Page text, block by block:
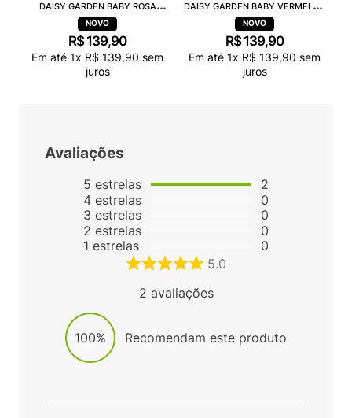
DAISY GARDEN BABY ROSA
PRETO 38115
R$ 139,90
Em até 1x R$ 139,90 sem
juros
DAISY GARDEN BABY VERMELHO
PRETO 38115
R$ 139,90
Em até 1x R$ 139,90 sem
juros
Avaliações
5 estrelas
4 estrelas
3 estrelas
2 estrelas
1 estrelas
2
0
0
0
0
5.0
2 avaliações
100% Recomendam este produto